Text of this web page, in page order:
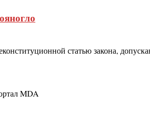
статью закона,
MDA